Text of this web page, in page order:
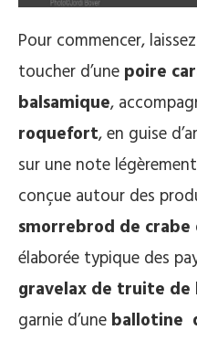
Pour commencer,
toucher d’une poire
balsamique,
roquefort, en guise
sur une note
conçue autour des
smorrebrod de crabe
élaborée typique des
gravelax de truite de
garnie d’une ballotine